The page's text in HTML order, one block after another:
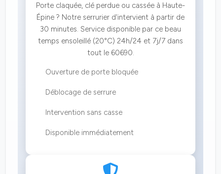
Porte claquée, clé perdue ou cassée à Haute-
Épine ? Notre serrurier d'intervient à partir de
30 minutes. Service disponible par ce beau
temps ensoleillé (20°C) 24h/24 et 7j/7 dans
tout le 60690.
Ouverture de porte bloquée
Déblocage de serrure
Intervention sans casse
Disponible immédiatement